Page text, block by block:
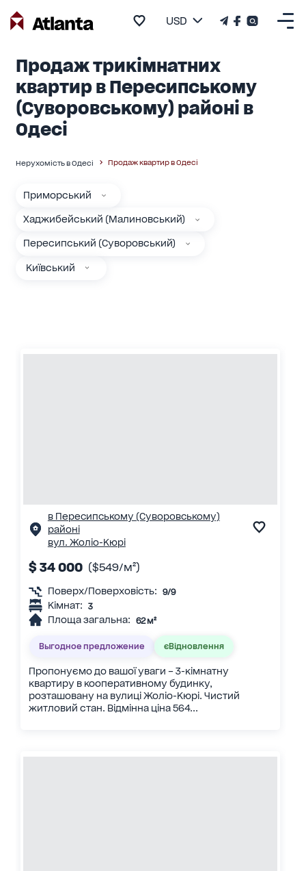
USD
Продаж трикімнатних
квартир в Пересипському
(Суворовському) районі в
Одесі
Нерухомість в Одесі Продаж квартир в Одесі
Приморський
Хаджибейський (Малиновський)
Пересипський (Суворовський)
Київський
в Пересипському (Суворовському)
районі
вул. Жоліо-Кюрі
$ 34 000 ($549/м²)
Поверх/Поверховість: 9/9
Кімнат: 3
Площа загальна: 62 м²
Выгодное предложение єВідновлення
Пропонуємо до вашої уваги – 3-кімнатну
квартиру в кооперативному будинку,
розташовану на вулиці Жоліо-Кюрі. Чистий
житловий стан. Відмінна ціна 564...